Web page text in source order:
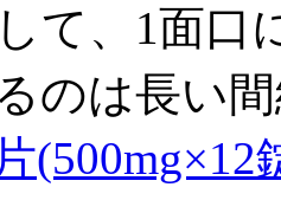
て、1面口
のは長い
(500mg×12